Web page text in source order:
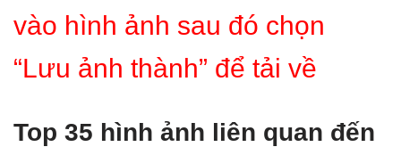
vào hình ảnh sau đó chọn
“Lưu ảnh thành” để tải về
Top 35 hình ảnh liên quan đến